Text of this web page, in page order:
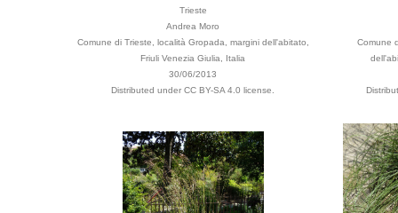
Trieste
Andrea Moro
Comune di Trieste, località Gropada, margini dell'abitato,
Friuli Venezia Giulia, Italia
30/06/2013
Distributed under CC BY-SA 4.0 license.
Comune